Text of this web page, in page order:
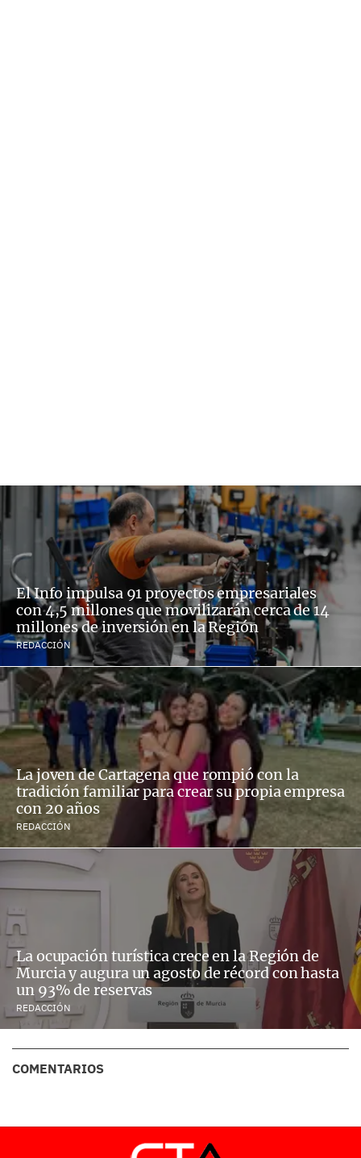
El Info impulsa 91 proyectos empresariales
con 4,5 millones que movilizarán cerca de 14
millones de inversión en la Región
REDACCIÓN
La joven de Cartagena que rompió con la
tradición familiar para crear su propia empresa
con 20 años
REDACCIÓN
La ocupación turística crece en la Región de
Murcia y augura un agosto de récord con hasta
un 93% de reservas
REDACCIÓN
COMENTARIOS